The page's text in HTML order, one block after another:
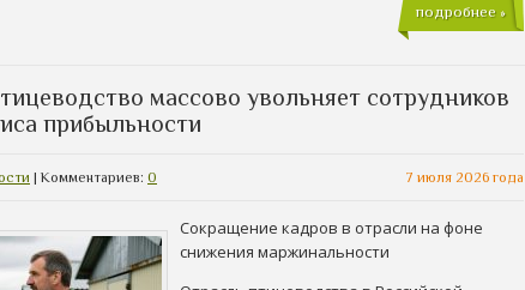
подробнее »
массово увольняет сотрудников
прибыльности
7 июля 2026 года
| Комментариев: 0
Сокращение кадров в отрасли на фоне
снижения маржинальности